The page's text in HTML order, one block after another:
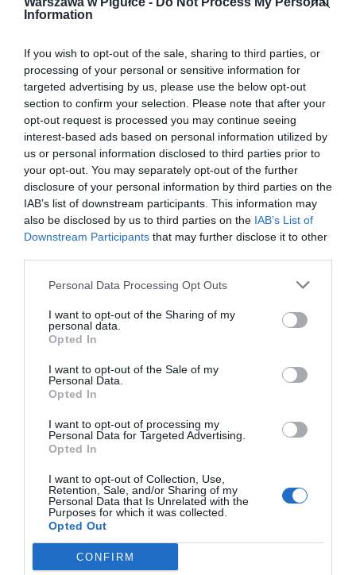
Information
If you wish to opt-out of the sale, sharing to third parties, or
processing of your personal or sensitive information for
targeted advertising by us, please use the below opt-out
section to confirm your selection. Please note that after your
opt-out request is processed you may continue seeing
interest-based ads based on personal information utilized by
us or personal information disclosed to third parties prior to
your opt-out. You may separately opt-out of the further
disclosure of your personal information by third parties on the
IAB’s list of downstream participants. This information may
also be disclosed by us to third parties on the IAB’s List of
Downstream Participants that may further disclose it to other
Personal Data Processing Opt Outs
I want to opt-out of the Sharing of my
personal data.
Opted In
I want to opt-out of the Sale of my
Personal Data.
Opted In
I want to opt-out of processing my
Personal Data for Targeted Advertising.
Opted In
I want to opt-out of Collection, Use,
Retention, Sale, and/or Sharing of my
Personal Data that Is Unrelated with the
Purposes for which it was collected.
Opted Out
CONFIRM